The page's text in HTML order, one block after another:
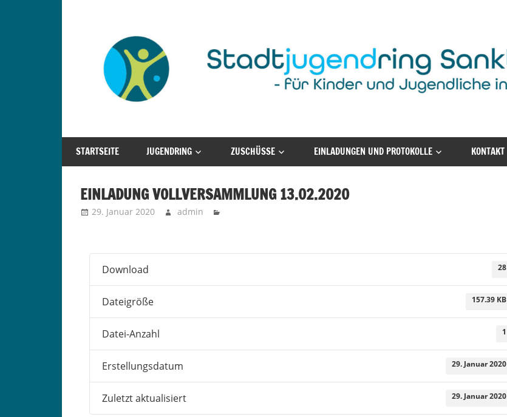
Stadtjugendring
Sankt
Augustin
e.V.
Kinder
und
Jugendliche
in
Sankt
Augustin
STARTSEITE JUGENDRING ZUSCHÜSSE EINLADUNGEN UND PROTOKOLLE KONTAKT
EINLADUNG VOLLVERSAMMLUNG 13.02.2020
29. Januar 2020 admin
Download 28
Dateigröße 157.39 KB
Datei-Anzahl 1
Erstellungsdatum 29. Januar 2020
Zuletzt aktualisiert 29. Januar 2020